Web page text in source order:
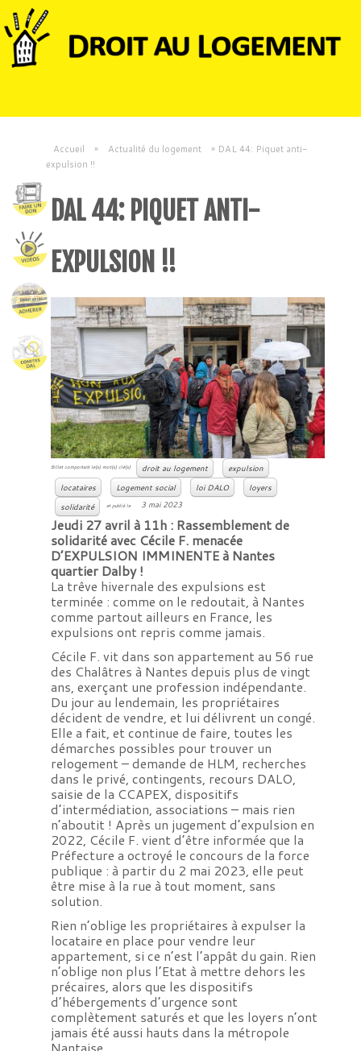
Accueil » Actualité du logement » DAL 44: Piquet anti-
expulsion !!
DAL 44: PIQUET ANTI-
EXPULSION !!
Billet comportant le(s) mot(s) clé(s) droit au logement
expulsion
locataires
Logement social loi DALO
loyers
solidarité
et publié le 3 mai 2023
Jeudi 27 avril à 11h : Rassemblement de
solidarité avec Cécile F. menacée
D’EXPULSION IMMINENTE à Nantes
quartier Dalby !
La trêve hivernale des expulsions est
terminée : comme on le redoutait, à Nantes
comme partout ailleurs en France, les
expulsions ont repris comme jamais.
Cécile F. vit dans son appartement au 56 rue
des Chalâtres à Nantes depuis plus de vingt
ans, exerçant une profession indépendante.
Du jour au lendemain, les propriétaires
décident de vendre, et lui délivrent un congé.
Elle a fait, et continue de faire, toutes les
démarches possibles pour trouver un
relogement – demande de HLM, recherches
dans le privé, contingents, recours DALO,
saisie de la CCAPEX, dispositifs
d’intermédiation, associations – mais rien
n’aboutit ! Après un jugement d’expulsion en
2022, Cécile F. vient d’être informée que la
Préfecture a octroyé le concours de la force
publique : à partir du 2 mai 2023, elle peut
être mise à la rue à tout moment, sans
solution.
Rien n’oblige les propriétaires à expulser la
locataire en place pour vendre leur
appartement, si ce n’est l’appât du gain. Rien
n’oblige non plus l’Etat à mettre dehors les
précaires, alors que les dispositifs
d’hébergements d’urgence sont
complètement saturés et que les loyers n’ont
jamais été aussi hauts dans la métropole
Nantaise.